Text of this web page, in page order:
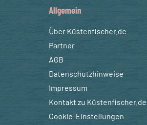
Allgemein
Über Küstenfischer.de
Partner
AGB
Datenschutzhinweise
Impressum
Kontakt zu Küstenfischer.de
Cookie-Einstellungen